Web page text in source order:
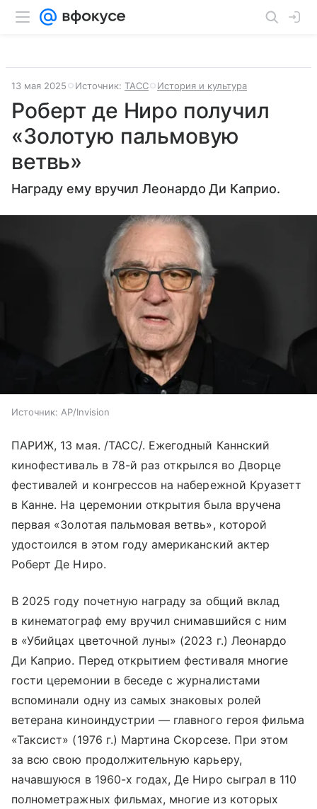
13 мая 2025 Источник: ТАСС История и культура
Роберт де Ниро получил
«Золотую пальмовую
ветвь»
Награду ему вручил Леонардо Ди Каприо.
Источник: AP/Invision
ПАРИЖ, 13 мая. /ТАСС/. Ежегодный Каннский
кинофестиваль в 78-й раз открылся во Дворце
фестивалей и конгрессов на набережной Круазетт
в Канне. На церемонии открытия была вручена
первая «Золотая пальмовая ветвь», которой
удостоился в этом году американский актер
Роберт Де Ниро.
В 2025 году почетную награду за общий вклад
в кинематограф ему вручил снимавшийся с ним
в «Убийцах цветочной луны» (2023 г.) Леонардо
Ди Каприо. Перед открытием фестиваля многие
гости церемонии в беседе с журналистами
вспоминали одну из самых знаковых ролей
ветерана киноиндустрии — главного героя фильма
«Таксист» (1976 г.) Мартина Скорсезе. При этом
за всю свою продолжительную карьеру,
начавшуюся в 1960-х годах, Де Ниро сыграл в 110
полнометражных фильмах, многие из которых